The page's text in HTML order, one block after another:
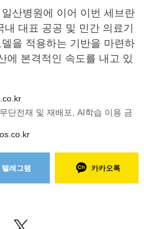
산병원에 이어 이번 세브란
대표 공공 및 민간 의료기
을 적용하는 기반을 마련하
에 본격적인 속도를 내고 있
단전재 및 재배포, AI학습 이용 금
텔레그램 카카오톡
트위